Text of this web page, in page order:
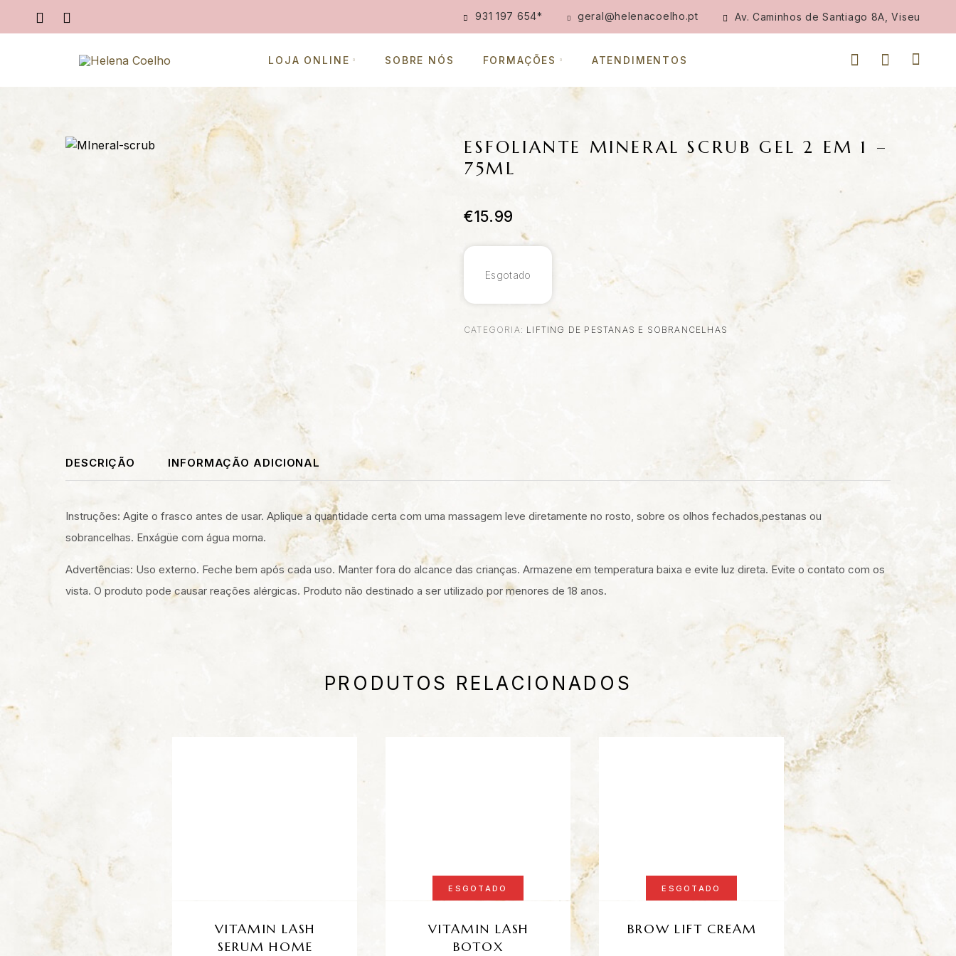
931 197 654* geral@helenacoelho.pt Av. Caminhos de Santiago 8A, Viseu
LOJA ONLINE SOBRE NÓS FORMAÇÕES ATENDIMENTOS
ESFOLIANTE MINERAL SCRUB GEL 2 EM 1 –
75ML
€15.99
Esgotado
CATEGORIA: LIFTING DE PESTANAS E SOBRANCELHAS
DESCRIÇÃO INFORMAÇÃO ADICIONAL
Instruções: Agite o frasco antes de usar. Aplique a quantidade certa com uma massagem leve diretamente no rosto, sobre os olhos fechados,pestanas ou
sobrancelhas. Enxágüe com água morna.
Advertências: Uso externo. Feche bem após cada uso. Manter fora do alcance das crianças. Armazene em temperatura baixa e evite luz direta. Evite o contato com os
vista. O produto pode causar reações alérgicas. Produto não destinado a ser utilizado por menores de 18 anos.
PRODUTOS RELACIONADOS
VITAMIN LASH
SERUM HOME
ESGOTADO
VITAMIN LASH
BOTOX
ESGOTADO
BROW LIFT CREAM
ESGOTADO
HYDRATING